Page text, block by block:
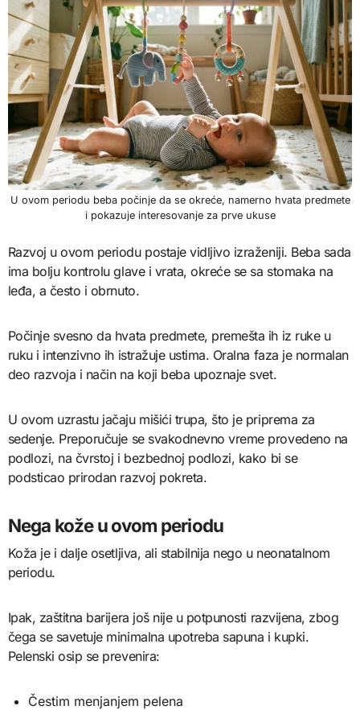
U ovom periodu beba počinje da se okreće, namerno hvata predmete
i pokazuje interesovanje za prve ukuse
Razvoj u ovom periodu postaje vidljivo izraženiji. Beba sada
ima bolju kontrolu glave i vrata, okreće se sa stomaka na
leđa, a često i obrnuto.
Počinje svesno da hvata predmete, premešta ih iz ruke u
ruku i intenzivno ih istražuje ustima. Oralna faza je normalan
deo razvoja i način na koji beba upoznaje svet.
U ovom uzrastu jačaju mišići trupa, što je priprema za
sedenje. Preporučuje se svakodnevno vreme provedeno na
podlozi, na čvrstoj i bezbednoj podlozi, kako bi se
podsticao prirodan razvoj pokreta.
Nega kože u ovom periodu
Koža je i dalje osetljiva, ali stabilnija nego u neonatalnom
periodu.
Ipak, zaštitna barijera još nije u potpunosti razvijena, zbog
čega se savetuje minimalna upotreba sapuna i kupki.
Pelenski osip se prevenira:
Čestim menjanjem pelena